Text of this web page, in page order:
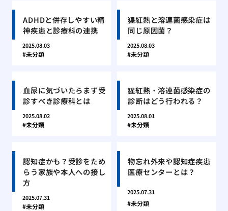
ADHDと併存しやすい精
神疾患と診療科の連携
2025.08.03
未分類
猩紅熱と溶連菌感染症は
同じ原因菌？
2025.08.03
未分類
血尿に気づいたらまず受
診すべき診療科とは
2025.08.02
未分類
猩紅熱・溶連菌感染症の
診断はどう行われる？
2025.08.01
未分類
認知症かも？受診をため
らう家族や本人への接し
方
2025.07.31
未分類
物忘れ外来や認知症疾患
医療センターとは？
2025.07.31
未分類